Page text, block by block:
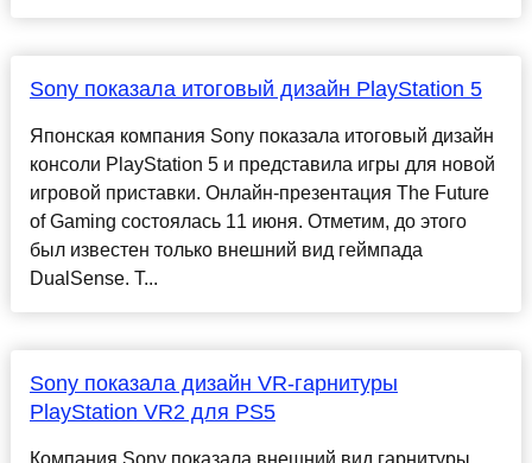
Sony показала итоговый дизайн PlayStation 5
Японская компания Sony показала итоговый дизайн
консоли PlayStation 5 и представила игры для новой
игровой приставки. Онлайн-презентация The Future
of Gaming состоялась 11 июня. Отметим, до этого
был известен только внешний вид геймпада
DualSense. Т...
Sony показала дизайн VR-гарнитуры
PlayStation VR2 для PS5